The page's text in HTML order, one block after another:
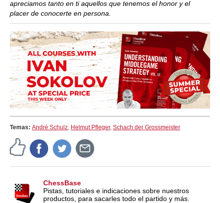
apreciamos tanto en ti aquellos que tenemos el honor y el
placer de conocerte en persona.
Temas: André Schulz, Helmut Pfleger, Schach der Grossmeister
ChessBase
Pistas, tutoriales e indicaciones sobre nuestros
productos, para sacarles todo el partido y más.